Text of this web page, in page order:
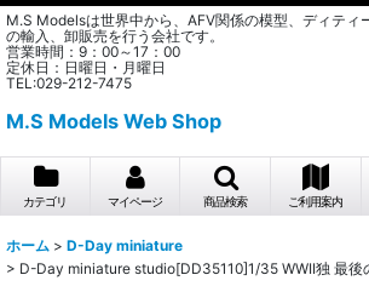
M.S Modelsは世界中から、AFV関係の模型、ディティ
の輸入、卸販売を行う会社です。
営業時間：9：00～17：00
定休日：日曜日・月曜日
TEL:029-212-7475
M.S Models Web Shop
カテゴリ マイページ 商品検索 ご利用案内
ホーム > D-Day miniature
> D-Day miniature studio[DD35110]1/35 WWII独 最後